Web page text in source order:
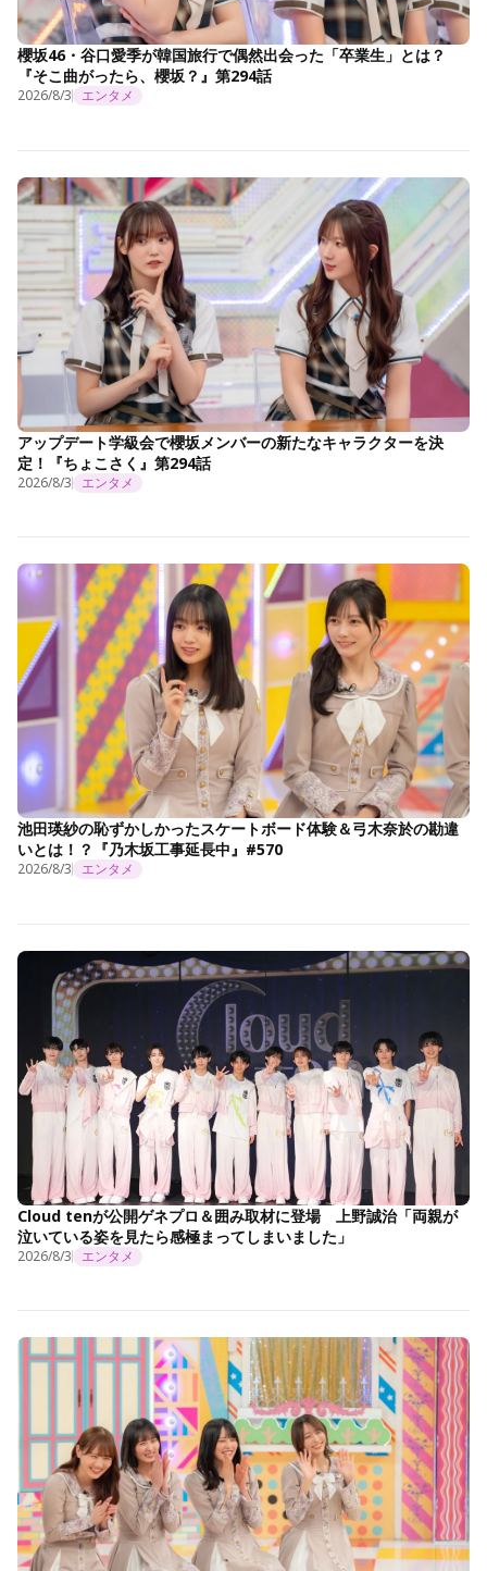
櫻坂46・谷口愛季が韓国旅行で偶然出会った「卒業生」とは？
『そこ曲がったら、櫻坂？』第294話
2026/8/3 エンタメ
アップデート学級会で櫻坂メンバーの新たなキャラクターを決
定！『ちょこさく』第294話
2026/8/3 エンタメ
池田瑛紗の恥ずかしかったスケートボード体験＆弓木奈於の勘違
いとは！？『乃木坂工事延長中』#570
2026/8/3 エンタメ
Cloud tenが公開ゲネプロ＆囲み取材に登場 上野誠治「両親が
泣いている姿を見たら感極まってしまいました」
2026/8/3 エンタメ